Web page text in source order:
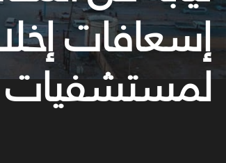
إسعافات
لمستشفيات